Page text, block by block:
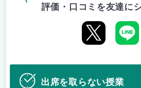
評価・口コミを友達に
出席を取らない授業